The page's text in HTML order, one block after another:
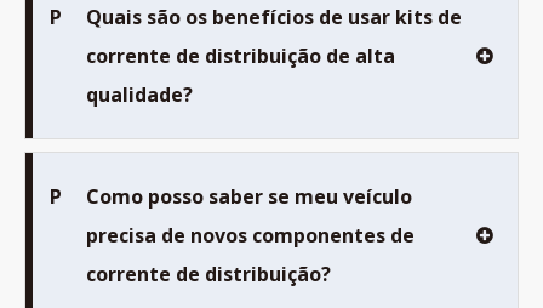
P
Quais são os benefícios de usar kits de
corrente de distribuição de alta
qualidade?
P
Como posso saber se meu veículo
precisa de novos componentes de
corrente de distribuição?